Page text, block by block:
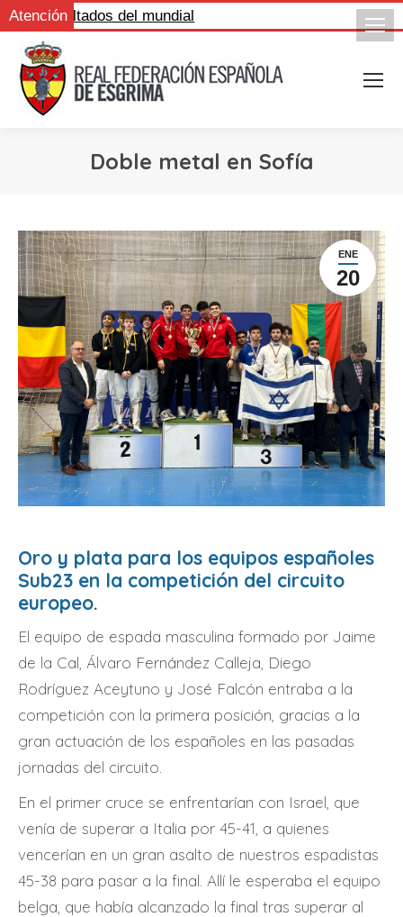
Atención
resultados del mundial
Doble metal en Sofía
ENE
20
Oro y plata para los equipos españoles
Sub23 en la competición del circuito
europeo.
El equipo de espada masculina formado por Jaime
de la Cal, Álvaro Fernández Calleja, Diego
Rodríguez Aceytuno y José Falcón entraba a la
competición con la primera posición, gracias a la
gran actuación de los españoles en las pasadas
jornadas del circuito.
En el primer cruce se enfrentarían con Israel, que
venía de superar a Italia por 45-41, a quienes
vencerían en un gran asalto de nuestros espadistas
45-38 para pasar a la final. Allí le esperaba el equipo
belga, que había alcanzado la final tras superar al